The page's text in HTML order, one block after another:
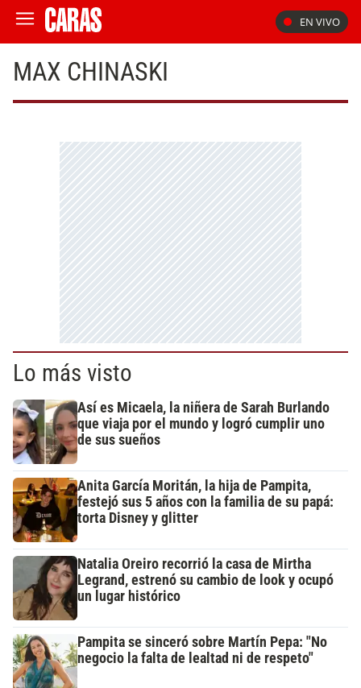
EN VIVO
MAX CHINASKI
Lo más visto
Así es Micaela, la niñera de Sarah Burlando
que viaja por el mundo y logró cumplir uno
de sus sueños
Anita García Moritán, la hija de Pampita,
festejó sus 5 años con la familia de su papá:
torta Disney y glitter
Natalia Oreiro recorrió la casa de Mirtha
Legrand, estrenó su cambio de look y ocupó
un lugar histórico
Pampita se sinceró sobre Martín Pepa: "No
negocio la falta de lealtad ni de respeto"